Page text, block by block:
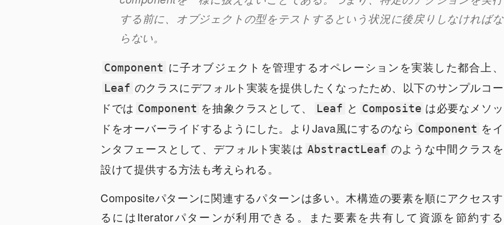
する前に、オブジェクトの型をテストするという状況に後戻りしなければな
らない。
Component に子オブジェクトを管理するオペレーションを実装した都合上、
Leaf のクラスにデフォルト実装を提供したくなったため、以下のサンプルコー
ドでは Component を抽象クラスとして、 Leaf と Composite は必要なメソッ
ドをオーバーライドするようにした。よりJava風にするのなら Component をイ
ンタフェースとして、デフォルト実装は AbstractLeaf のような中間クラスを
設けて提供する方法も考えられる。
Compositeパターンに関連するパターンは多い。木構造の要素を順にアクセスす
るにはIteratorパターンが利用できる。また要素を共有して資源を節約する